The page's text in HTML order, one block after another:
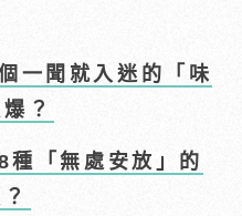
一聞就入迷的「味
？
「無處安放」的